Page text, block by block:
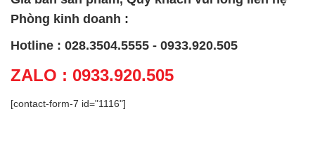
Phòng kinh doanh :
Hotline : 028.3504.5555 - 0933.920.505
ZALO : 0933.920.505
[contact-form-7 id="1116"]